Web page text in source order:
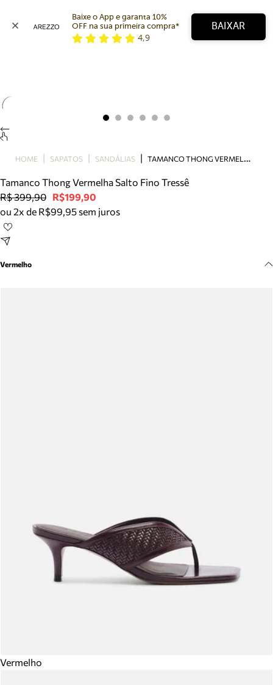
Bolsa
Tamanco
Tênis
Mule
Baixe o App e garanta 10%
OFF na sua primeira compra*
4,9
BAIXAR
HOME SAPATOS SANDÁLIAS T
AMANCO THONG VERMELHA SALTO FINO TRESSÊ
Tamanco Thong Vermelha Salto Fino Tressê
R$ 399,90 R$199,90
ou 2x de R$99,95 sem juros
Vermelho
Vermelho